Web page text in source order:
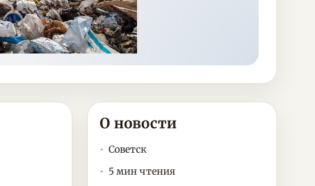
О новости
Советск
5 мин чтения